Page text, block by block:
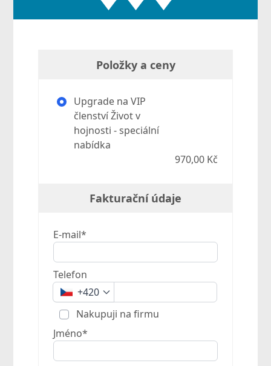
Položky a ceny
Upgrade na VIP
členství Život v
hojnosti - speciální
nabídka
970,00 Kč
Fakturační údaje
E-mail*
Telefon
+420
Nakupuji na firmu
Jméno*